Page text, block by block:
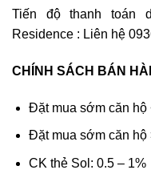
Tiến độ thanh toán
Residence : Liên hệ
CHÍNH SÁCH BÁN
Đặt mua sớm căn hộ
Đặt mua sớm căn hộ
CK thẻ Sol: 0.5 – 1%